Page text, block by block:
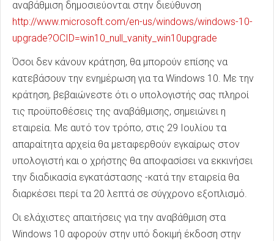
αναβάθμιση δημοσιεύονται στην διεύθυνση
http://www.microsoft.com/en-us/windows/windows-10-
upgrade?OCID=win10_null_vanity_win10upgrade
Όσοι δεν κάνουν κράτηση, θα μπορούν επίσης να
κατεβάσουν την ενημέρωση για τα Windows 10. Με την
κράτηση, βεβαιώνεστε ότι ο υπολογιστής σας πληροί
τις προϋποθέσεις της αναβάθμισης, σημειώνει η
εταιρεία. Με αυτό τον τρόπο, στις 29 Ιουλίου τα
απαραίτητα αρχεία θα μεταφερθούν εγκαίρως στον
υπολογιστή και ο χρήστης θα αποφασίσει να εκκινήσει
την διαδικασία εγκατάστασης -κατά την εταιρεία θα
διαρκέσει περί τα 20 λεπτά σε σύγχρονο εξοπλισμό.
Οι ελάχιστες απαιτήσεις για την αναβάθμιση στα
Windows 10 αφορούν στην υπό δοκιμή έκδοση στην